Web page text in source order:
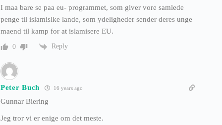
I maa bare se paa eu- programmet, som giver vore samlede
penge til islamislke lande, som ydeligheder sender deres unge
maend til kamp for at islamisere EU.
0 Reply
Peter Buch 16 years ago
Gunnar Biering
Jeg tror vi er enige om det meste.